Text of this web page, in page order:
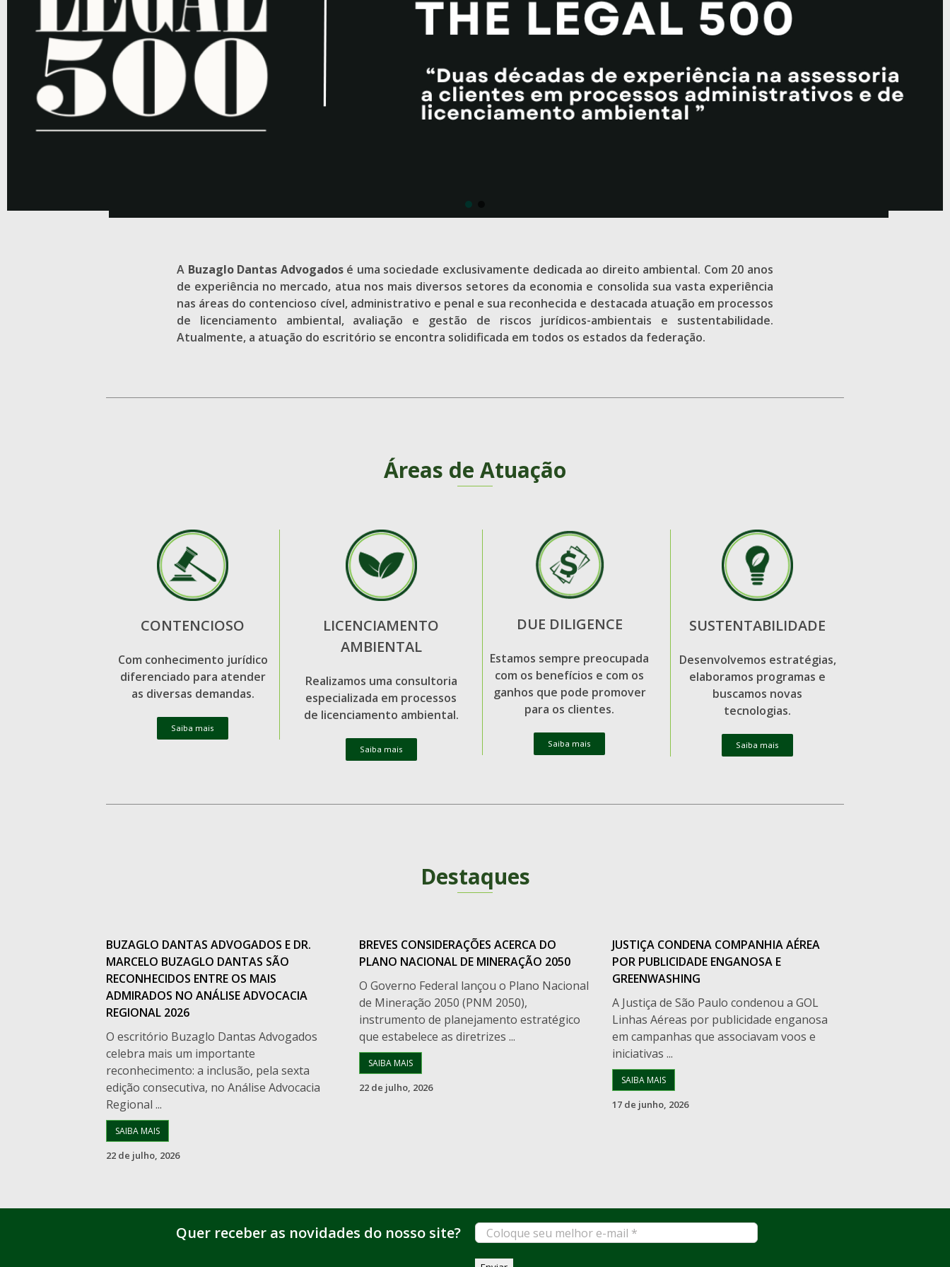
A Buzaglo Dantas Advogadosé uma sociedade exclusivamente dedicada ao direito ambiental. Com 20 anos
de experiência no mercado, atua nos mais diversos setores da economia e consolida sua vasta experiência
nas áreas do contencioso cível, administrativo e penal e sua reconhecida e destacada atuação em processos
de licenciamento ambiental, avaliação e gestão de riscos jurídicos-ambientais e sustentabilidade.
Atualmente, a atuação do escritório se encontra solidificada em todos os estados da federação.
Áreas de Atuação
CONTENCIOSO
Com conhecimento jurídico
diferenciado para atender
as diversas demandas.
Saiba mais
LICENCIAMENTO
AMBIENTAL
Realizamos uma consultoria
especializada em processos
de licenciamento ambiental.
Saiba mais
DUE DILIGENCE
Estamos sempre preocupada
com os benefícios e com os
ganhos que pode promover
para os clientes.
Saiba mais
SUSTENTABILIDADE
Desenvolvemos estratégias,
elaboramos programas e
buscamos novas
tecnologias.
Saiba mais
Destaques
BUZAGLO DANTAS ADVOGADOS E DR.
MARCELO BUZAGLO DANTAS SÃO
RECONHECIDOS ENTRE OS MAIS
ADMIRADOS NO ANÁLISE ADVOCACIA
REGIONAL 2026
O escritório Buzaglo Dantas Advogados
celebra mais um importante
reconhecimento: a inclusão, pela sexta
edição consecutiva, no Análise Advocacia
Regional ...
SAIBA MAIS
22 de julho, 2026
BREVES CONSIDERAÇÕES ACERCA DO
PLANO NACIONAL DE MINERAÇÃO 2050
O Governo Federal lançou o Plano Nacional
de Mineração 2050 (PNM 2050),
instrumento de planejamento estratégico
que estabelece as diretrizes ...
SAIBA MAIS
22 de julho, 2026
JUSTIÇA CONDENA COMPANHIA AÉREA
POR PUBLICIDADE ENGANOSA E
GREENWASHING
A Justiça de São Paulo condenou a GOL
Linhas Aéreas por publicidade enganosa
em campanhas que associavam voos e
iniciativas ...
SAIBA MAIS
17 de junho, 2026
Quer receber as novidades do nosso site?
Coloque
seu